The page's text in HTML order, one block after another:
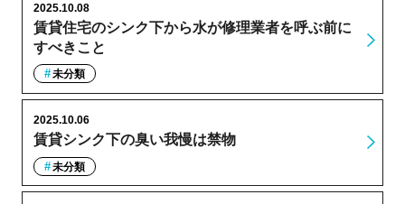
賃貸住宅のシンク下から水が修理業者を呼ぶ前に
すべきこと
2025.10.08
未分類
賃貸シンク下の臭い我慢は禁物
2025.10.06
未分類